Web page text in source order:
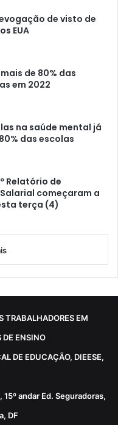
de visto de
EUA
de 80% das
em 2022
na saúde mental já
das escolas
Relatório de
começaram a
terça (4)
TRABALHADORES EM
DE ENSINO
DE EDUCAÇÃO, DIEESE,
andar Ed. Seguradoras,
DF